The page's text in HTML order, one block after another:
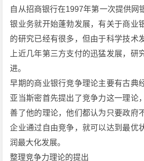
自从招商银行在1997年第一次提供网
银业务就开始蓬勃发展，有关于商业
的研究已经有很多，但由于科学技术
上近几年第三方支付的迅猛发展，研
进。
早期的商业银行竞争理论主要有古典
亚当斯密首先提出了竞争力这一理论
善了他的理论，他们都认为只要政府
企业通过自由竞争，就可以达到最优
润最大化发展。
整理竞争力理论的提出